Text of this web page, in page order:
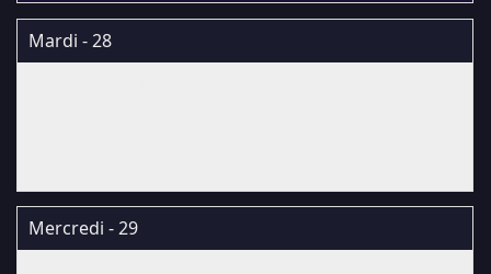
Mardi - 28
Mercredi - 29